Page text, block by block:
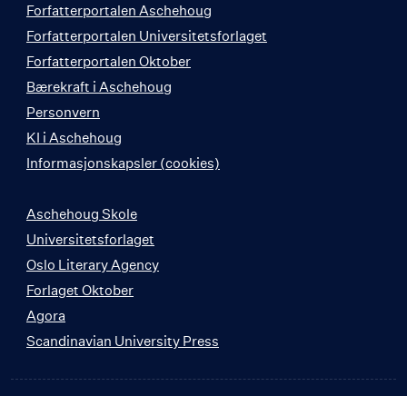
Forfatterportalen Aschehoug
Forfatterportalen Universitetsforlaget
Forfatterportalen Oktober
Bærekraft i Aschehoug
Personvern
KI i Aschehoug
Informasjonskapsler (cookies)
Aschehoug Skole
Universitetsforlaget
Oslo Literary Agency
Forlaget Oktober
Agora
Scandinavian University Press